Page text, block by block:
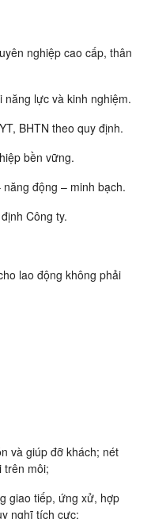
nghiệp cao cấp, thân
lực và kinh nghiệm.
BHTN theo quy định.
bền vững.
động – minh bạch.
Công ty.
lao động không phải
và giúp đỡ khách; nét
trên môi;
giao tiếp, ứng xử, hợp
nghĩ tích cực;